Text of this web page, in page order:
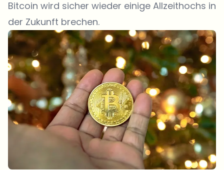
Bitcoin wird sicher wieder einige Allzeithochs in
der Zukunft brechen.